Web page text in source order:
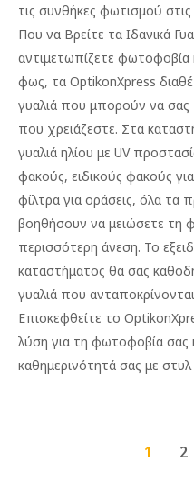
τις συνθήκες φωτισμού
Που να Βρείτε τα Ιδανικά
αντιμετωπίζετε φωτοφοβία
φως, τα OptikonXpress
γυαλιά που μπορούν να
που χρειάζεστε. Στα
γυαλιά ηλίου με UV
φακούς, ειδικούς φακούς
φίλτρα για οράσεις, όλα τα
βοηθήσουν να μειώσετε τη
περισσότερη άνεση. Το
καταστήματος θα σας
γυαλιά που
Επισκεφθείτε το
λύση για τη φωτοφοβία σας
καθημερινότητά σας με στυλ
1 2